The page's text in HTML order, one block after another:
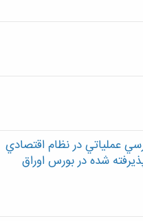
عملياتي در نظام اقتصادي
شده در بورس اوراق